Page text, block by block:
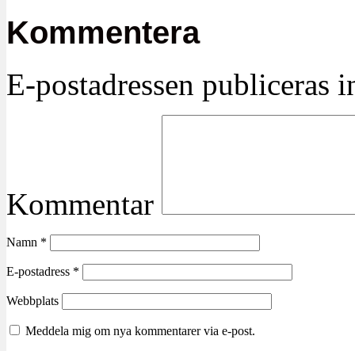
Kommentera
E-postadressen publiceras
Kommentar
Namn *
E-postadress *
Webbplats
Meddela mig om nya kommentarer via e-post.